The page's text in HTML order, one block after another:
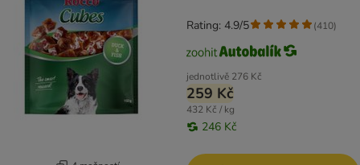
jednotlivě 276 Kč
259 Kč
432 Kč / kg
246 Kč
Rating: 4.9/5 (410)